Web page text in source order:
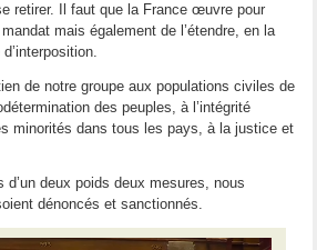
retirer. Il faut que la France œuvre pour
mais également de l’étendre, en la
de notre groupe aux populations civiles de
des peuples, à l’intégrité
minorités dans tous les pays, à la justice et
d’un deux poids deux mesures, nous
dénoncés et sanctionnés.